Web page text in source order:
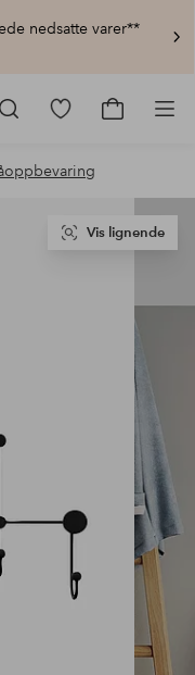
nedsatte varer**
Gå
produkter
Gå
Vis lignende